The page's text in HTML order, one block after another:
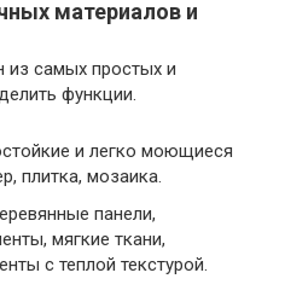
материалов и
из самых простых и
функции.
и легко моющиеся
плитка, мозаика.
панели,
мягкие ткани,
с теплой текстурой.